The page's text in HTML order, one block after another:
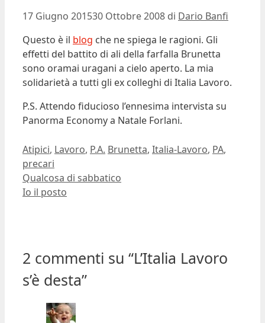
17 Giugno 201530 Ottobre 2008 di Dario Banfi
Questo è il blog che ne spiega le ragioni. Gli
effetti del battito di ali della farfalla Brunetta
sono oramai uragani a cielo aperto. La mia
solidarietà a tutti gli ex colleghi di Italia Lavoro.
P.S. Attendo fiducioso l’ennesima intervista su
Panorma Economy a Natale Forlani.
Categorie
Atipici, Lavoro, P.A. Tag
Brunetta, Italia-Lavoro, PA,
precari
Qualcosa di sabbatico
Io il posto
2 commenti su “L’Italia Lavoro
s’è desta”